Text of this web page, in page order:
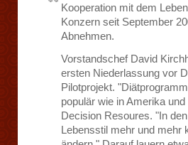
Kooperation mit dem
Konzern seit September
Abnehmen.
Vorstandschef David
ersten Niederlassung vor
Pilotprojekt.
populär wie in Amerika
Decision Resoures. "In
Lebensstil mehr und mehr